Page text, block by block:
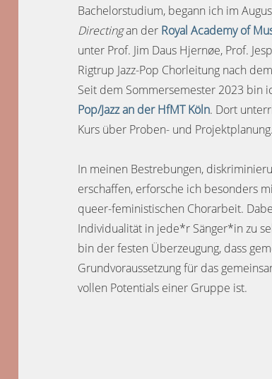
Bachelorstudium, begann ich im
Directingan der Royal Academy of
unter Prof. Jim Daus Hjernøe, Prof.
Rigtrup Jazz-Pop Chorleitung nach
Seit dem Sommersemester 2023 bin
Pop/Jazz an der HfMT Köln. Dort
Kurs über Proben- und Projektplanung.
In meinen Bestrebungen,
erschaffen, erforsche ich besonders
queer-feministischen Chorarbeit.
Individualität in jede*r Sänger*in zu
bin der festen Überzeugung, dass
Grundvoraussetzung für das
vollen Potentials einer Gruppe ist.